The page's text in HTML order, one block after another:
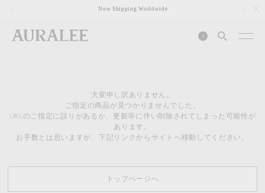
Now Shipping Worldwide
0
大変申し訳ありません。
ご指定の商品が見つかりませんでした。
URLのご指定に誤りがあるか、更新等に伴い削除されてしまった可能性が
あります。
お手数とは思いますが、下記リンクからサイトへ移動してください。
トップページへ